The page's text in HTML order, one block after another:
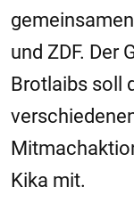
und ZDF. Der
Brotlaibs soll
Kika mit.